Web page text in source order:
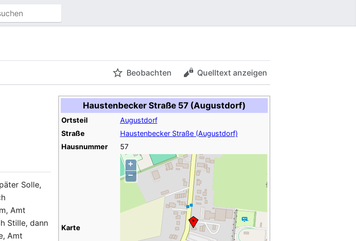
Beobachten Quelltext anzeigen
Haustenbecker Straße 57 (Augustdorf)
Ortsteil
Augustdorf
Straße
Haustenbecker Straße (Augustdorf)
Hausnummer
57
Karte
+
−
Solle,
Amt
Stille, dann
Amt